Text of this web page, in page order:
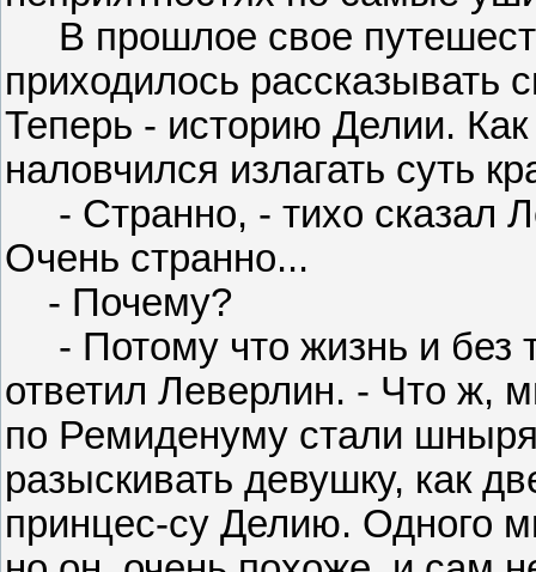
В прошлое свое
приходилось рассказывать
Теперь - историю Делии.
наловчился излагать суть
- Странно, - тихо сказал
Очень странно...
- Почему?
- Потому что жизнь и без
ответил Леверлин. - Что ж,
по Ремиденуму стали
разыскивать девушку, как
принцес-су Делию. Одного